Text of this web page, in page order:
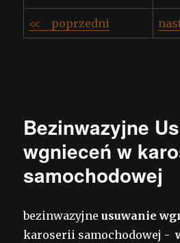
<< poprzedni
Bezinwazyjne
wgnieceń w
samochodowej
bezinwazyjneusuwanie
karoserii samochodowej -